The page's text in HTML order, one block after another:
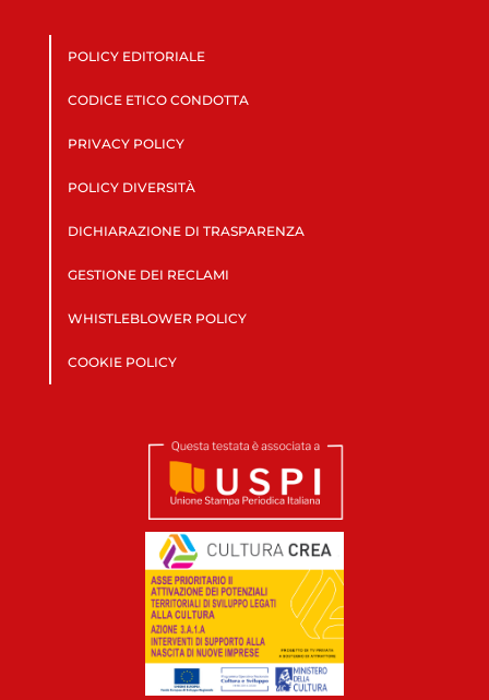
POLICY EDITORIALE
CODICE ETICO CONDOTTA
PRIVACY POLICY
POLICY DIVERSITÀ
DICHIARAZIONE DI TRASPARENZA
GESTIONE DEI RECLAMI
WHISTLEBLOWER POLICY
COOKIE POLICY